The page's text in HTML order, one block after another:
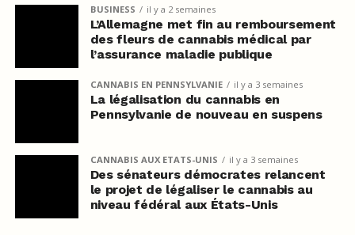
BUSINESS il y a 2 semaines
L’Allemagne met fin au remboursement
des fleurs de cannabis médical par
l’assurance maladie publique
CANNABIS EN PENNSYLVANIE il y a 3 semaines
La légalisation du cannabis en
Pennsylvanie de nouveau en suspens
CANNABIS AUX ETATS-UNIS il y a 3 semaines
Des sénateurs démocrates relancent
le projet de légaliser le cannabis au
niveau fédéral aux États-Unis